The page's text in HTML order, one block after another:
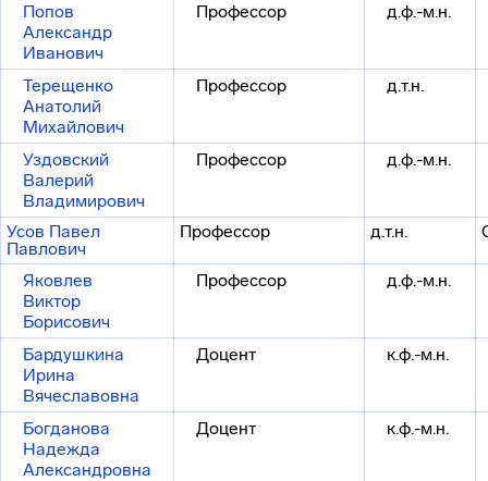
Попов
Александр
Иванович
Профессор д.ф.-м.н.
Терещенко
Анатолий
Михайлович
Профессор д.т.н.
Уздовский
Валерий
Владимирович
Профессор д.ф.-м.н.
Усов Павел
Павлович
Профессор д.т.н.
Яковлев
Виктор
Борисович
Профессор д.ф.-м.н.
Бардушкина
Ирина
Вячеславовна
Доцент к.ф.-м.н.
Богданова
Надежда
Александровна
Доцент к.ф.-м.н.